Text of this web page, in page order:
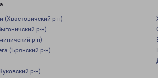
(Хвастовичский р-н)
р-н)
р-н)
(Брянский р-н)
р-н)